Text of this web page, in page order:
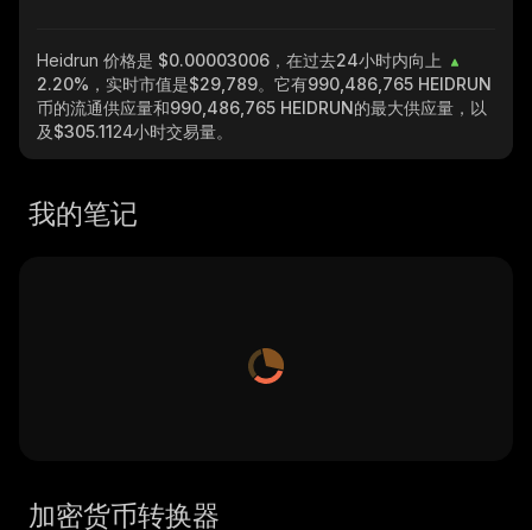
Heidrun 价格是 $0.00003006，在过去24小时内向上
2.20% ，实时市值是$29,789。它有990,486,765 HEIDRUN
币的流通供应量和990,486,765 HEIDRUN的最大供应量，以
及$305.1124小时交易量。
我的笔记
加密货币转换器